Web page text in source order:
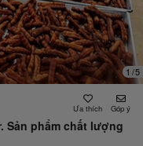
1 /5
thấy"Hương vị tuyệt vời"
đánh giá"Trọng lượng đủ"
Góp ý
Sản phẩm chất lượng